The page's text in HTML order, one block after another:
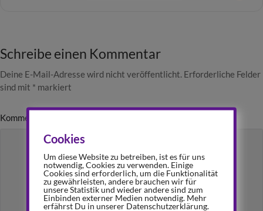
Schreibe einen Kommentar
Deine E-Mail-Adresse wird nicht veröffentlicht. Erforderliche Felder
sind mit * markiert
Kommentar
Cookies
Um diese Website zu betreiben, ist es für uns
notwendig, Cookies zu verwenden. Einige
Cookies sind erforderlich, um die Funktionalität
zu gewährleisten, andere brauchen wir für
unsere Statistik und wieder andere sind zum
Einbinden externer Medien notwendig. Mehr
erfährst Du in unserer Datenschutzerklärung.